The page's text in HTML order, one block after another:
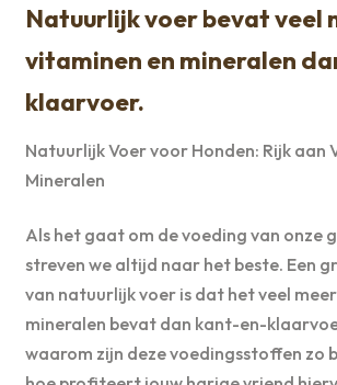
Natuurlijk voer bevat veel
vitaminen en mineralen
klaarvoer.
Natuurlijk Voer voor Honden: Rijk aan
Mineralen
Als het gaat om de voeding van onze
streven we altijd naar het beste. Een
van natuurlijk voer is dat het veel
mineralen bevat dan kant-en-
waarom zijn deze voedingsstoffen zo